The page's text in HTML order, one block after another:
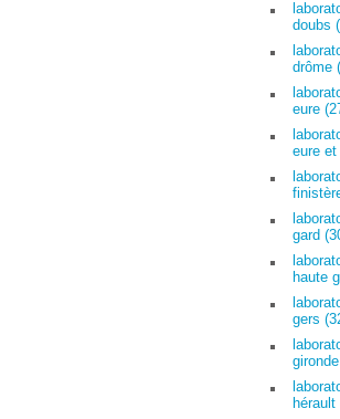
doubs
drôme
eure
eure et
gard
haute
gers
hérault